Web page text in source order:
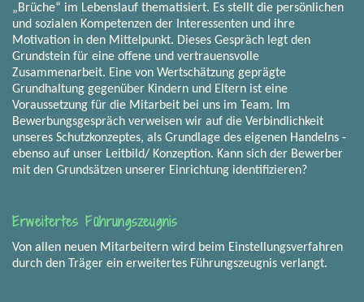
„Brüche“ im Lebenslauf thematisiert. Es stellt die persönlichen
und sozialen Kompetenzen der Interessenten und ihre
Motivation in den Mittelpunkt. Dieses Gespräch legt den
Grundstein für eine offene und vertrauensvolle
Zusammenarbeit. Eine von Wertschätzung geprägte
Grundhaltung gegenüber Kindern und Eltern ist eine
Voraussetzung für die Mitarbeit bei uns im Team. Im
Bewerbungsgespräch verweisen wir auf die Verbindlichkeit
unseres Schutzkonzeptes, als Grundlage des eigenen Handelns -
ebenso auf unser Leitbild/ Konzeption. Kann sich der Bewerber
mit den Grundsätzen unserer Einrichtung identifizieren?
Erweitertes Führungszeugnis
Von allen neuen Mitarbeitern wird beim Einstellungsverfahren
durch den Träger ein erweitertes Führungszeugnis verlangt.